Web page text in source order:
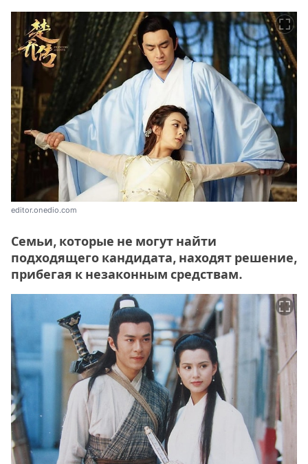
editor.onedio.com
Семьи, которые не могут найти
подходящего кандидата, находят решение,
прибегая к незаконным средствам.